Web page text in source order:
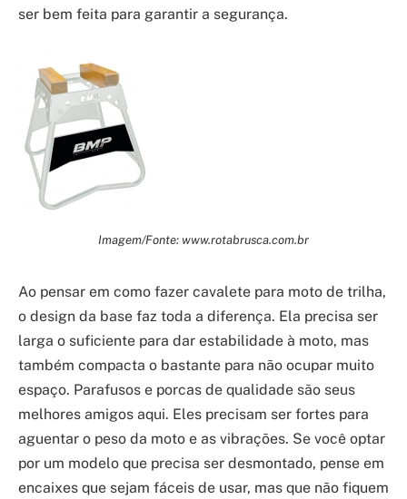
ser bem feita para garantir a segurança.
Imagem/Fonte: www.rotabrusca.com.br
Ao pensar em como fazer cavalete para moto de trilha,
o design da base faz toda a diferença. Ela precisa ser
larga o suficiente para dar estabilidade à moto, mas
também compacta o bastante para não ocupar muito
espaço. Parafusos e porcas de qualidade são seus
melhores amigos aqui. Eles precisam ser fortes para
aguentar o peso da moto e as vibrações. Se você optar
por um modelo que precisa ser desmontado, pense em
encaixes que sejam fáceis de usar, mas que não fiquem